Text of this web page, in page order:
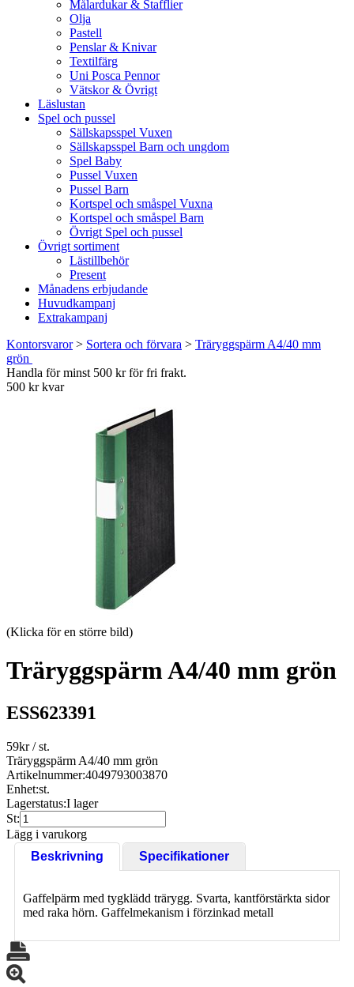
Målardukar & Stafflier
Olja
Pastell
Penslar & Knivar
Textilfärg
Uni Posca Pennor
Vätskor & Övrigt
Läslustan
Spel och pussel
Sällskapsspel Vuxen
Sällskapsspel Barn och ungdom
Spel Baby
Pussel Vuxen
Pussel Barn
Kortspel och småspel Vuxna
Kortspel och småspel Barn
Övrigt Spel och pussel
Övrigt sortiment
Lästillbehör
Present
Månadens erbjudande
Huvudkampanj
Extrakampanj
Kontorsvaror> Sortera och förvara > Träryggspärm A4/40 mm
grön
Handla för minst 500 kr för fri frakt.
500 kr kvar
(Klicka för en större bild)
Träryggspärm A4/40 mm grön
ESS623391
59kr/ st.
Träryggspärm A4/40 mm grön
Artikelnummer:4049793003870
Enhet:st.
Lagerstatus:I lager
St:
Lägg i varukorg
Beskrivning
Specifikationer
Gaffelpärm med tygklädd trärygg. Svarta, kantförstärkta sidor
med raka hörn. Gaffelmekanism i förzinkad metall